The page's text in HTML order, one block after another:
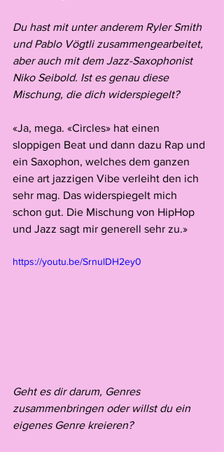
Du hast mit unter anderem Ryler Smith
und Pablo Vögtli zusammengearbeitet,
aber auch mit dem Jazz-Saxophonist
Niko Seibold. Ist es genau diese
Mischung, die dich widerspiegelt?
«Ja, mega. «Circles» hat einen
sloppigen Beat und dann dazu Rap und
ein Saxophon, welches dem ganzen
eine art jazzigen Vibe verleiht den ich
sehr mag. Das widerspiegelt mich
schon gut. Die Mischung von HipHop
und Jazz sagt mir generell sehr zu.»
https://youtu.be/SrnulDH2ey0
Geht es dir darum, Genres
zusammenbringen oder willst du ein
eigenes Genre kreieren?